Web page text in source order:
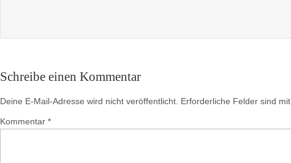
Schreibe einen Kommentar
Deine E-Mail-Adresse wird nicht veröffentlicht. Erforderliche Felder sind mit
Kommentar *